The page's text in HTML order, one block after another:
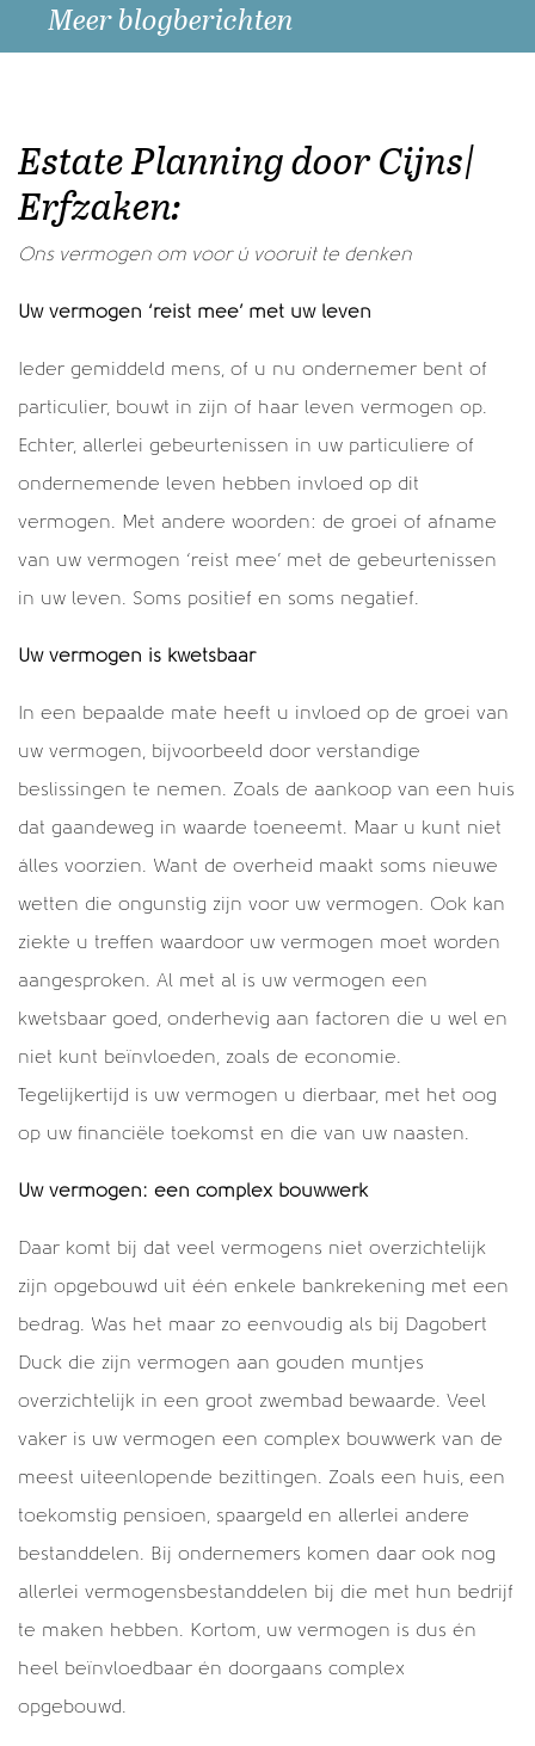
Meer blogberichten
Oud en Nieuw >
Wees zeker van je zaak en laat het niet na je
nalatenschap te regelen. >
Alle berichten
Veel gelezen
te schenken >
16 redenen voor jouw testamentcheck! (deel 2) >
Wie wordt de spin in het web bij Cijns? >
Thema's
Belastingzaken
Cijns
Erfzaken
Geen categorie
Vermogenszaken
Estate Planning door Cijns|
Erfzaken:
Ons vermogen om voor ú vooruit te denken
Uw vermogen ‘reist mee’ met uw leven
Ieder gemiddeld mens, of u nu ondernemer bent of
particulier, bouwt in zijn of haar leven vermogen op.
Echter, allerlei gebeurtenissen in uw particuliere of
ondernemende leven hebben invloed op dit
vermogen. Met andere woorden: de groei of afname
van uw vermogen ‘reist mee’ met de gebeurtenissen
in uw leven. Soms positief en soms negatief.
Uw vermogen is kwetsbaar
In een bepaalde mate heeft u invloed op de groei van
uw vermogen, bijvoorbeeld door verstandige
beslissingen te nemen. Zoals de aankoop van een huis
dat gaandeweg in waarde toeneemt. Maar u kunt niet
álles voorzien. Want de overheid maakt soms nieuwe
wetten die ongunstig zijn voor uw vermogen. Ook kan
ziekte u treffen waardoor uw vermogen moet worden
aangesproken. Al met al is uw vermogen een
kwetsbaar goed, onderhevig aan factoren die u wel en
niet kunt beïnvloeden, zoals de economie.
Tegelijkertijd is uw vermogen u dierbaar, met het oog
op uw financiële toekomst en die van uw naasten.
Uw vermogen: een complex bouwwerk
Daar komt bij dat veel vermogens niet overzichtelijk
zijn opgebouwd uit één enkele bankrekening met een
bedrag. Was het maar zo eenvoudig als bij Dagobert
Duck die zijn vermogen aan gouden muntjes
overzichtelijk in een groot zwembad bewaarde. Veel
vaker is uw vermogen een complex bouwwerk van de
meest uiteenlopende bezittingen. Zoals een huis, een
toekomstig pensioen, spaargeld en allerlei andere
bestanddelen. Bij ondernemers komen daar ook nog
allerlei vermogensbestanddelen bij die met hun bedrijf
te maken hebben. Kortom, uw vermogen is dus én
heel beïnvloedbaar én doorgaans complex
opgebouwd.